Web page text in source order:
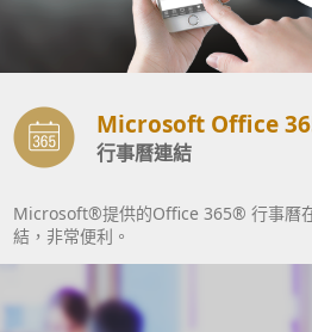
Microsoft Office
行事曆連結
Microsoft®提供的Office 365® 行事曆
結，非常便利。